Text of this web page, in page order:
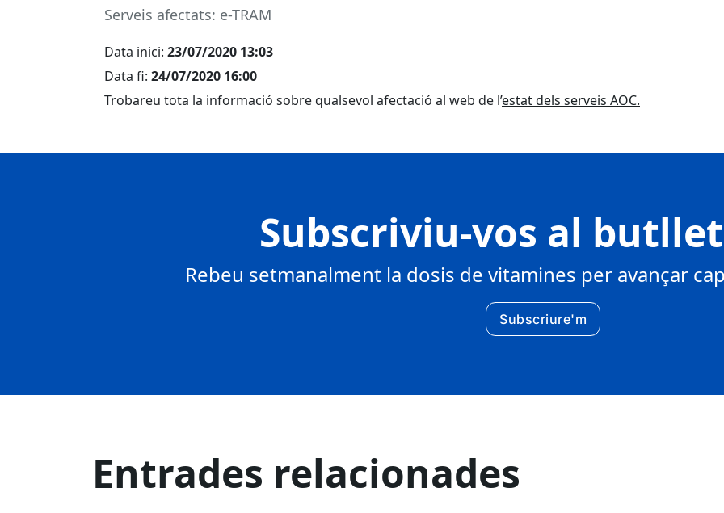
Serveis afectats: e-TRAM
Data inici: 23/07/2020 13:03
Data fi: 24/07/2020 16:00
Trobareu tota la informació sobre qualsevol afectació al web de l’estat dels serveis AOC.
Subscriviu-vos al
Rebeu setmanalment la dosis de vitamines per avançar
Subscriure'm
Entrades relacionades